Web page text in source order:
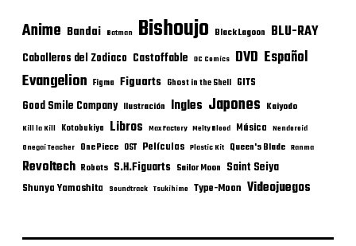
Anime Bandai Batman Bishoujo Black Lagoon BLU-RAY
Caballeros del Zodiaco Castoffable DC Comics DVD Español
Evangelion Figma Figuarts Ghost in the Shell GITS
Good Smile Company Ilustración Ingles Japones Kaiyodo
Kill la Kill Kotobukiya Libros Max Factory Melty Blood Música Nendoroid
Onegai Teacher One Piece OST Películas Plastic Kit Queen's Blade Ranma
Revoltech Robots S.H.Figuarts Sailor Moon Saint Seiya
Shunya Yamashita Soundtrack Tsukihime Type-Moon Videojuegos